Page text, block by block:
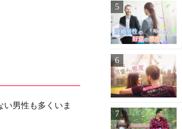
男性も多くいま